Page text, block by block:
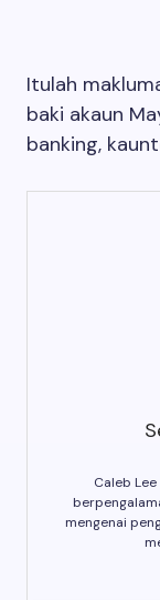
Itulah
baki akaun
banking,
Caleb
mengenai